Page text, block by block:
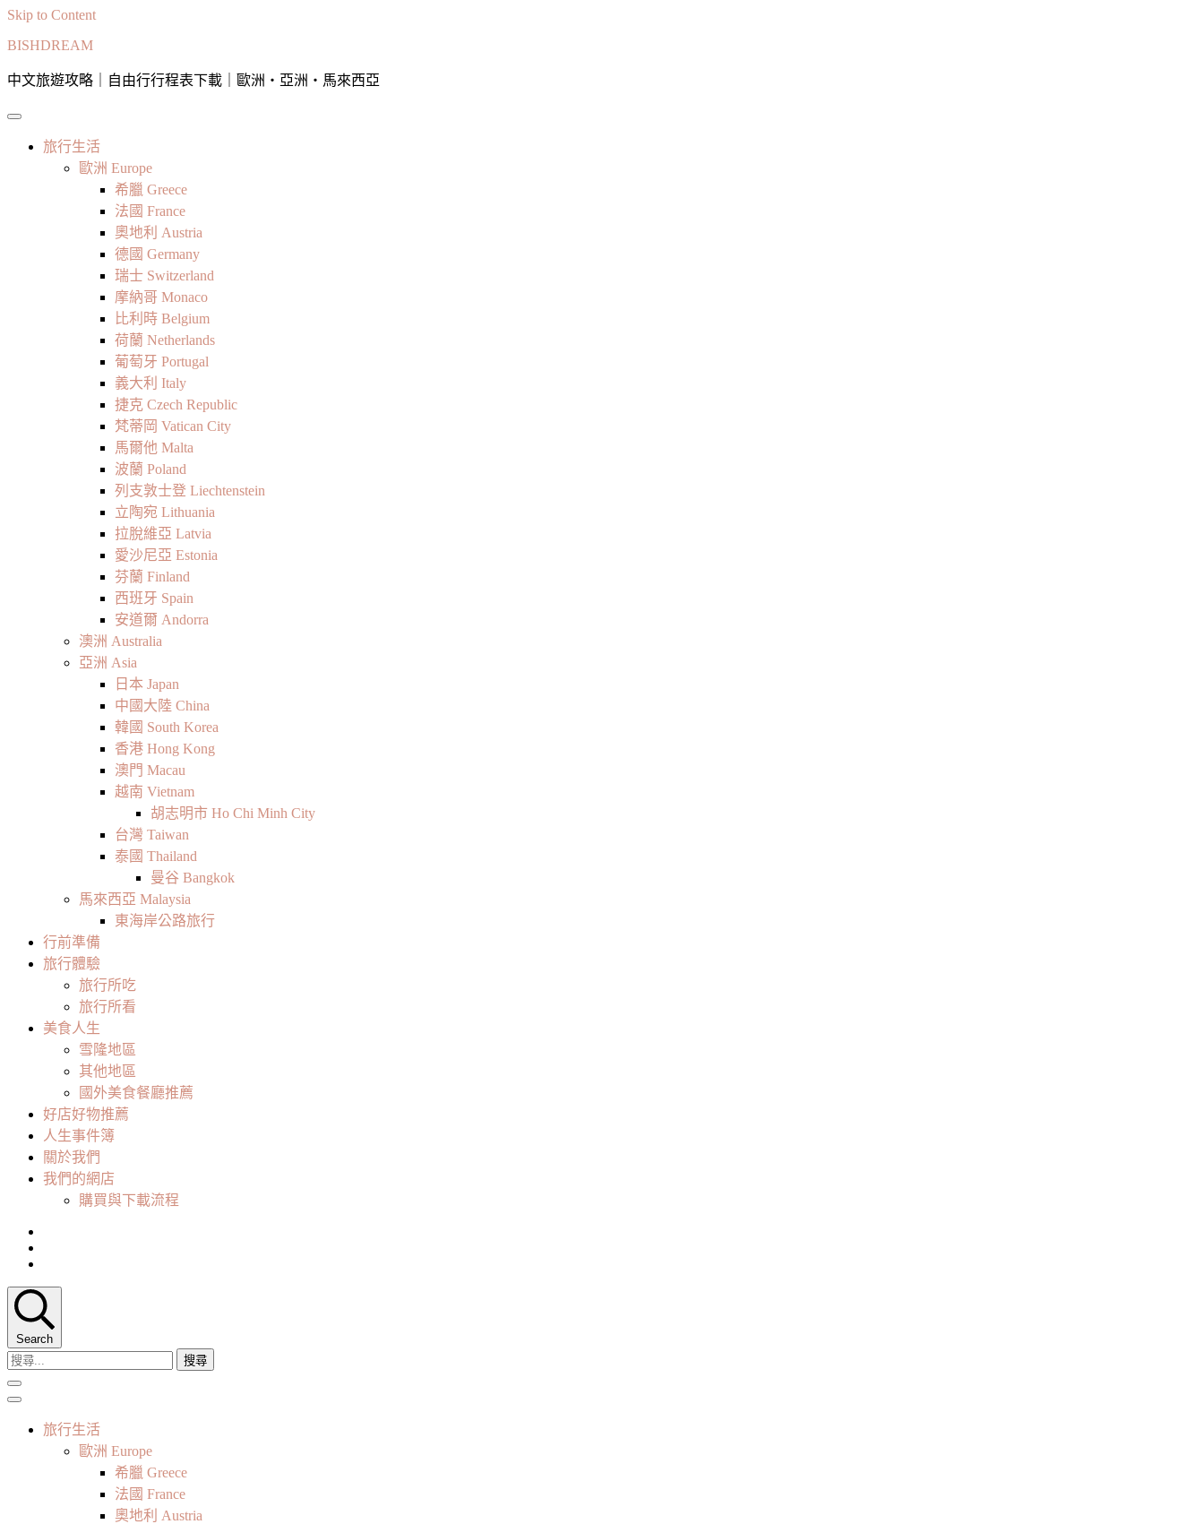
Skip to Content
BISHDREAM
中文旅遊攻略｜自由行行程表下載｜歐洲・亞洲・馬來西亞
旅行生活
歐洲 Europe
希臘 Greece
法國 France
奧地利 Austria
德國 Germany
瑞士 Switzerland
摩納哥 Monaco
比利時 Belgium
荷蘭 Netherlands
葡萄牙 Portugal
義大利 Italy
捷克 Czech Republic
梵蒂岡 Vatican City
馬爾他 Malta
波蘭 Poland
列支敦士登 Liechtenstein
立陶宛 Lithuania
拉脫維亞 Latvia
愛沙尼亞 Estonia
芬蘭 Finland
西班牙 Spain
安道爾 Andorra
澳洲 Australia
亞洲 Asia
日本 Japan
中國大陸 China
韓國 South Korea
香港 Hong Kong
澳門 Macau
越南 Vietnam
胡志明市 Ho Chi Minh City
台灣 Taiwan
泰國 Thailand
曼谷 Bangkok
馬來西亞 Malaysia
東海岸公路旅行
行前準備
旅行體驗
旅行所吃
旅行所看
美食人生
雪隆地區
其他地區
國外美食餐廳推薦
好店好物推薦
人生事件簿
關於我們
我們的網店
購買與下載流程
Search
搜
尋
關
旅行生活
歐洲 Europe
希臘 Greece
法國 France
奧地利 Austria